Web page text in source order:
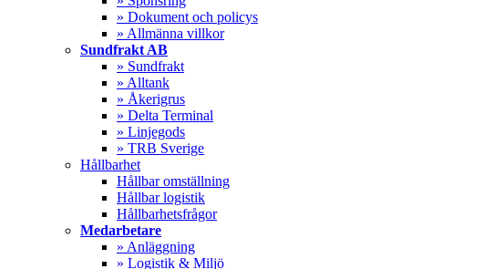
» Dokument och policys
» Allmänna villkor
Sundfrakt AB
» Sundfrakt
» Alltank
» Åkerigrus
» Delta Terminal
» Linjegods
» TRB Sverige
Hållbarhet
Hållbar omställning
Hållbar logistik
Hållbarhetsfrågor
Medarbetare
» Anläggning
» Logistik & Miljö